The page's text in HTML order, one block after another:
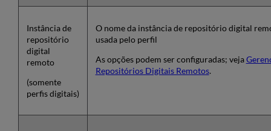
Instância de
repositório
digital
remoto
(somente
perfis digitais)
O nome da instância de repositório digital
usada pelo perfil
As opções podem ser configuradas; veja
Repositórios Digitais Remotos.